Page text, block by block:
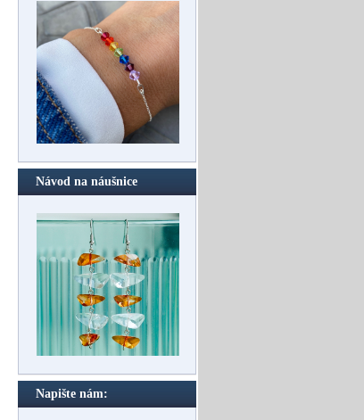
Návod na náušnice
Napište nám: